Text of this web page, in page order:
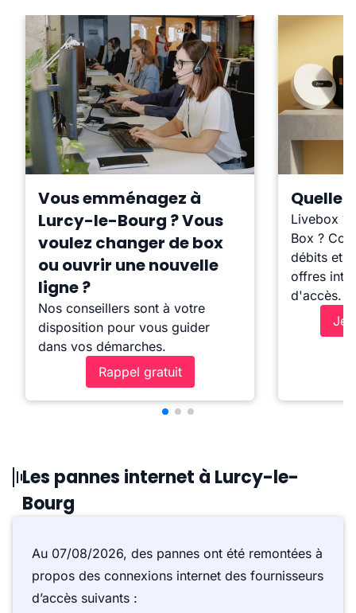
Vous emménagez à
Lurcy-le-Bourg ? Vous
voulez changer de box
ou ouvrir une nouvelle
ligne ?
Nos conseillers sont à votre
disposition pour vous guider
dans vos démarches.
Rappel gratuit
Quelle
Livebox ?
Box ?
débits et
offres
d'accès.
Je
Les pannes internet à Lurcy-le-
Bourg
Au 07/08/2026, des pannes ont été remontées à
propos des connexions internet des fournisseurs
d’accès suivants :